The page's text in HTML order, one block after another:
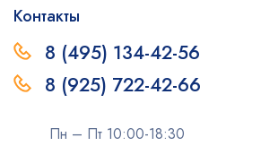
Контакты
8 (495) 134-42-56
8 (925) 722-42-66
Пн – Пт 10:00-18:30